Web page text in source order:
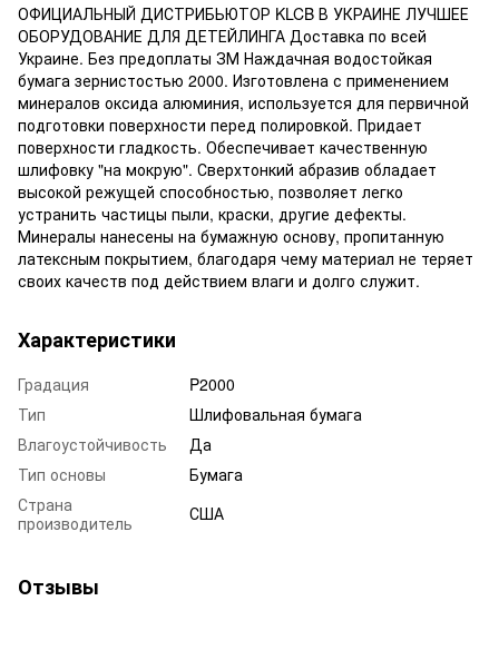
ОФИЦИАЛЬНЫЙ ДИСТРИБЬЮТОР KLCB В УКРАИНЕ ЛУЧШЕЕ
ОБОРУДОВАНИЕ ДЛЯ ДЕТЕЙЛИНГА Доставка по всей
Украине. Без предоплаты ЗМ Наждачная водостойкая
бумага зернистостью 2000. Изготовлена с применением
минералов оксида алюминия, используется для первичной
подготовки поверхности перед полировкой. Придает
поверхности гладкость. Обеспечивает качественную
шлифовку "на мокрую". Сверхтонкий абразив обладает
высокой режущей способностью, позволяет легко
устранить частицы пыли, краски, другие дефекты.
Минералы нанесены на бумажную основу, пропитанную
латексным покрытием, благодаря чему материал не теряет
своих качеств под действием влаги и долго служит.
Характеристики
Градация
P2000
Тип
Шлифовальная бумага
Влагоустойчивость
Да
Тип основы
Бумага
Страна
производитель
США
Отзывы